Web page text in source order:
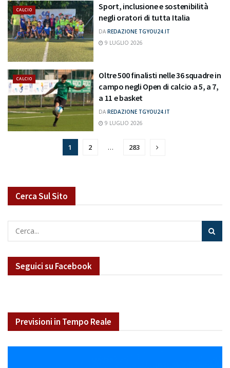
CALCIO
Sport, inclusione e sostenibilità
negli oratori di tutta Italia
DA REDAZIONE TGYOU24.IT
9 LUGLIO 2026
CALCIO
Oltre 500 finalisti nelle 36 squadre in
campo negli Open di calcio a 5, a 7,
a 11 e basket
DA REDAZIONE TGYOU24.IT
9 LUGLIO 2026
1 2 … 283
Cerca Sul Sito
Seguici su Facebook
Previsioni in Tempo Reale